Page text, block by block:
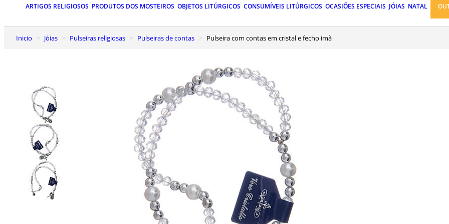
ARTIGOS RELIGIOSOS PRODUTOS DOS MOSTEIROS OBJETOS LITÚRGICOS CONSUMÍVEIS LITÚRGICOS OCASIÕES ESPECIAIS JÓIAS NATAL
Inicio Jóias Pulseiras religiosas Pulseiras de contas Pulseira com contas em cristal e fecho imã